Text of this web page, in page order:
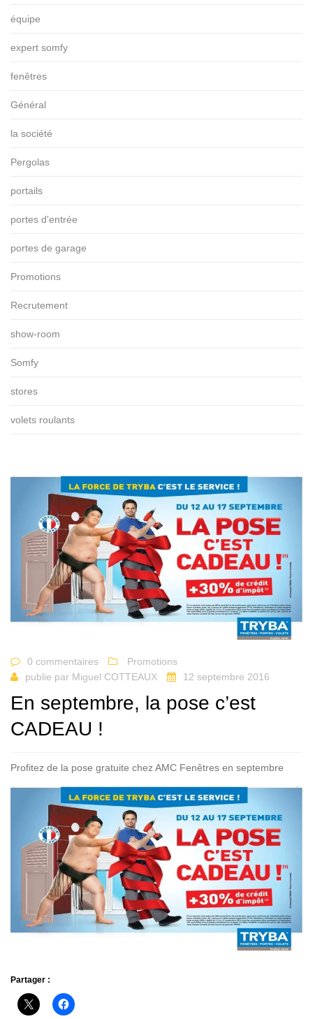
équipe
expert somfy
fenêtres
Général
la société
Pergolas
portails
portes d'entrée
portes de garage
Promotions
Recrutement
show-room
Somfy
stores
volets roulants
0 commentaires
Promotions
publie par Miguel COTTEAUX 12 septembre 2016
En septembre, la pose c’est
CADEAU !
Profitez de la pose gratuite chez AMC Fenêtres en septembre
Partager :